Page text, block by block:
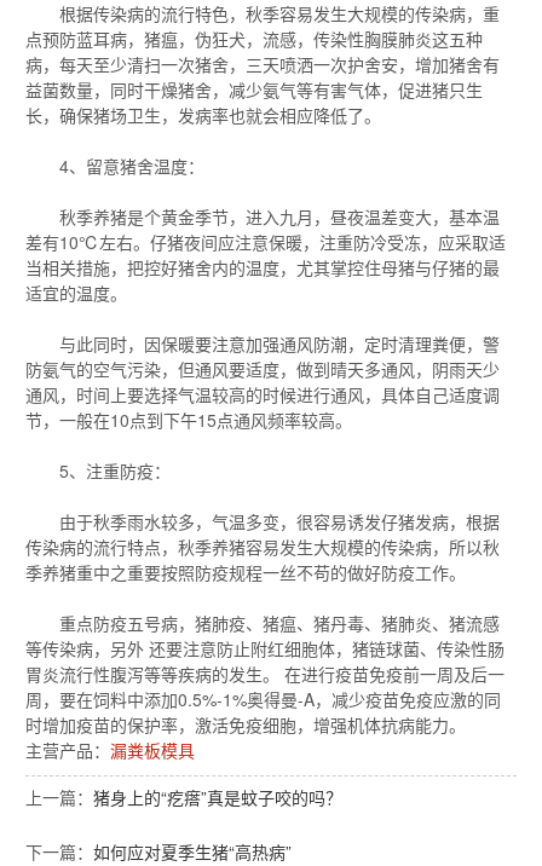
根据传染病的流行特色，秋季容易发生大规模的传染病，重
点预防蓝耳病，猪瘟，伪狂犬，流感，传染性胸膜肺炎这五种
病，每天至少清扫一次猪舍，三天喷洒一次护舍安，增加猪舍有
益菌数量，同时干燥猪舍，减少氨气等有害气体，促进猪只生
长，确保猪场卫生，发病率也就会相应降低了。
4、留意猪舍温度：
秋季养猪是个黄金季节，进入九月，昼夜温差变大，基本温
差有10℃左右。仔猪夜间应注意保暖，注重防冷受冻，应采取适
当相关措施，把控好猪舍内的温度，尤其掌控住母猪与仔猪的最
适宜的温度。
与此同时，因保暖要注意加强通风防潮，定时清理粪便，警
防氨气的空气污染，但通风要适度，做到晴天多通风，阴雨天少
通风，时间上要选择气温较高的时候进行通风，具体自己适度调
节，一般在10点到下午15点通风频率较高。
5、注重防疫：
由于秋季雨水较多，气温多变，很容易诱发仔猪发病，根据
传染病的流行特点，秋季养猪容易发生大规模的传染病，所以秋
季养猪重中之重要按照防疫规程一丝不苟的做好防疫工作。
重点防疫五号病，猪肺疫、猪瘟、猪丹毒、猪肺炎、猪流感
等传染病，另外 还要注意防止附红细胞体，猪链球菌、传染性肠
胃炎流行性腹泻等等疾病的发生。 在进行疫苗免疫前一周及后一
周，要在饲料中添加0.5%-1%奥得曼-A，减少疫苗免疫应激的同
时增加疫苗的保护率，激活免疫细胞，增强机体抗病能力。
主营产品：漏粪板模具
上一篇：猪身上的“疙瘩”真是蚊子咬的吗？
下一篇：如何应对夏季生猪“高热病”